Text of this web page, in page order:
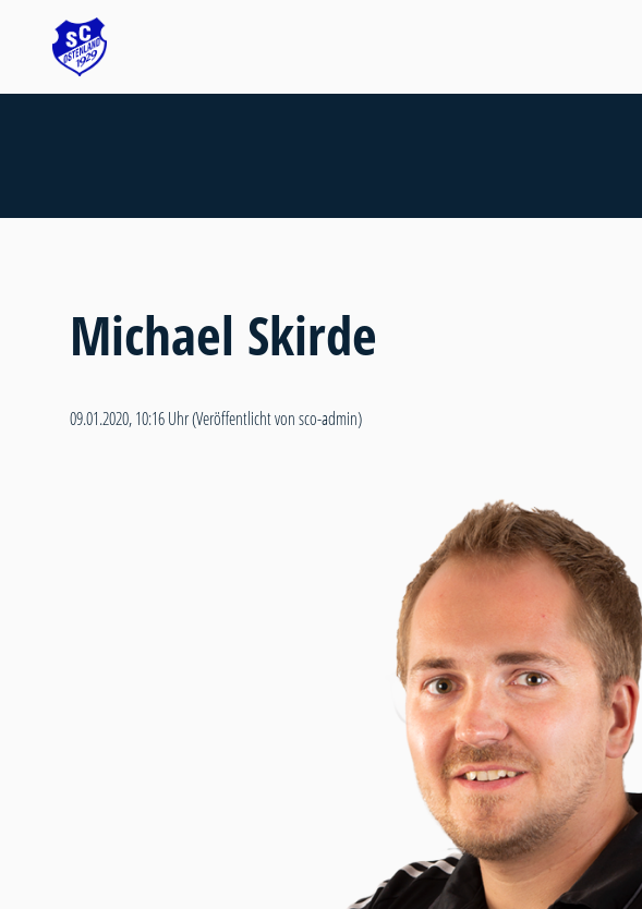
Michael Skirde
09.01.2020, 10:16 Uhr(Veröffentlicht von sco-admin)